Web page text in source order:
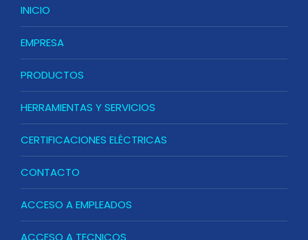
INICIO
EMPRESA
PRODUCTOS
HERRAMIENTAS Y SERVICIOS
CERTIFICACIONES ELÉCTRICAS
CONTACTO
ACCESO A EMPLEADOS
ACCESO A TECNICOS